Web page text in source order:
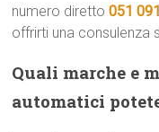
numero diretto051
offrirti una consulenza
Quali marche e
automatici